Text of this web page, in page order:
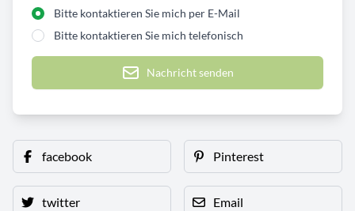
Bitte kontaktieren Sie mich per E-Mail
Bitte kontaktieren Sie mich telefonisch
Nachricht senden
facebook Pinterest
twitter Email